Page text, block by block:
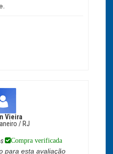
Vieira
/ RJ
Compra verificada
para esta avaliação